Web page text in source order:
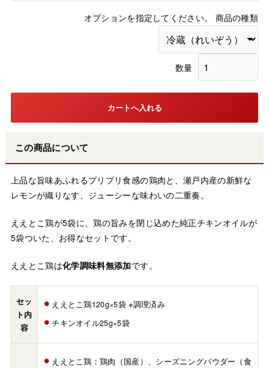
オプションを指定してください。 商品の種類
数量
この商品について
上品な旨味あふれるプリプリ食感の鶏肉と、瀬戸内産の新鮮な
レモンが織りなす、ジューシーな味わいの二重奏。
ええとこ鶏が5袋に、鶏の旨みを閉じ込めた純正チキンオイルが
5袋ついた、お得なセットです。
ええとこ鶏は化学調味料無添加です。
セッ
ト内
容
ええとこ鶏120g×5袋 ※調理済み
チキンオイル25g×5袋
ええとこ鶏：鶏肉（国産）、シーズニングパウダー（食